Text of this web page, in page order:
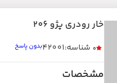
خار رودری پژو 206
0 شناسه:42001 بدون پاسخ
مشخصات